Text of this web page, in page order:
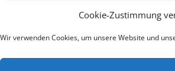
Cookie-Zustimmung
Wir verwenden Cookies, um unsere Website und